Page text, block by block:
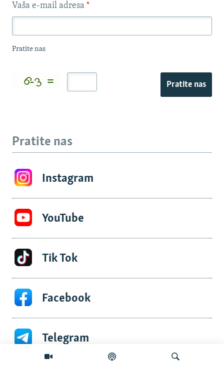
Vaša e-mail adresa *
Pratite nas
Pratite nas
Pratite nas
Instagram
YouTube
Tik Tok
Facebook
Telegram